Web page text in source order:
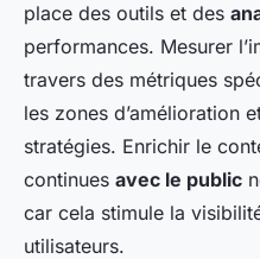
place des outils et des
performances. Mesurer
travers des métriques
les zones d’amélioration
stratégies. Enrichir le
continues avec le public
car cela stimule la
utilisateurs.